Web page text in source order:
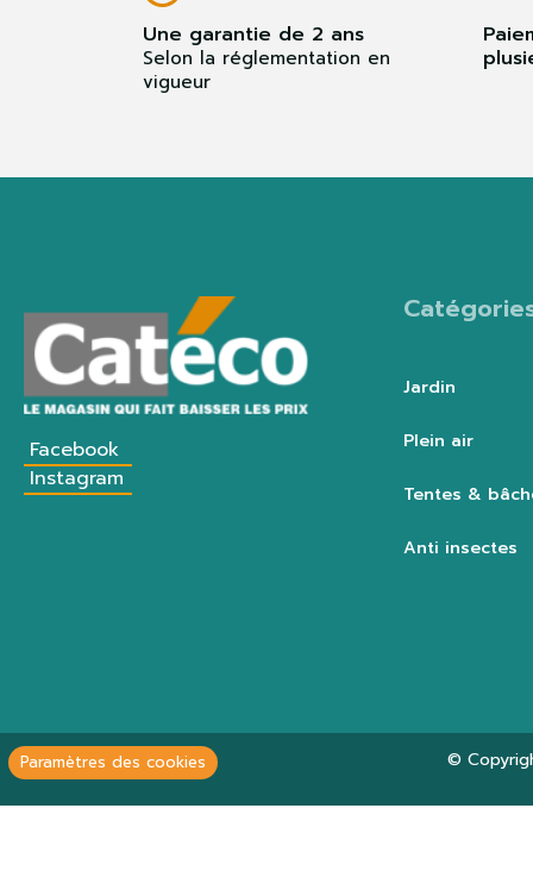
Une garantie de 2 ans
Selon la réglementation en
vigueur
Facebook
Instagram
Jardin
Plein air
Tentes &
Anti insectes
©
Paramètres des cookies